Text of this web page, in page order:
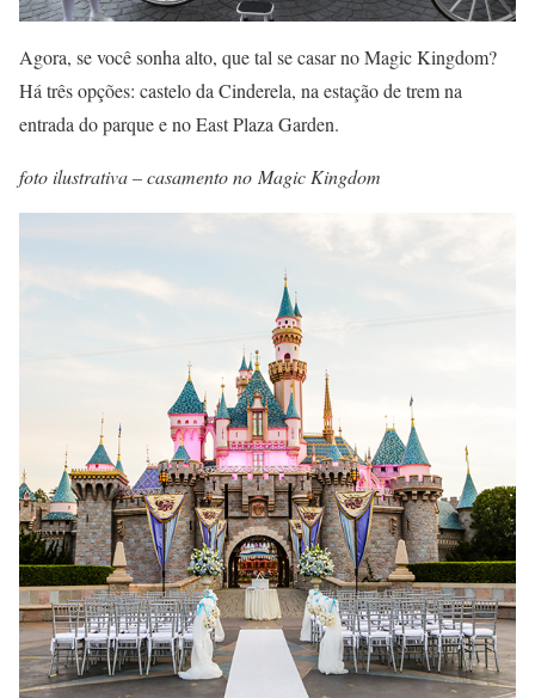
Agora, se você sonha alto, que tal se casar no Magic Kingdom?
Há três opções: castelo da Cinderela, na estação de trem na
entrada do parque e no East Plaza Garden.
foto ilustrativa – casamento no Magic Kingdom